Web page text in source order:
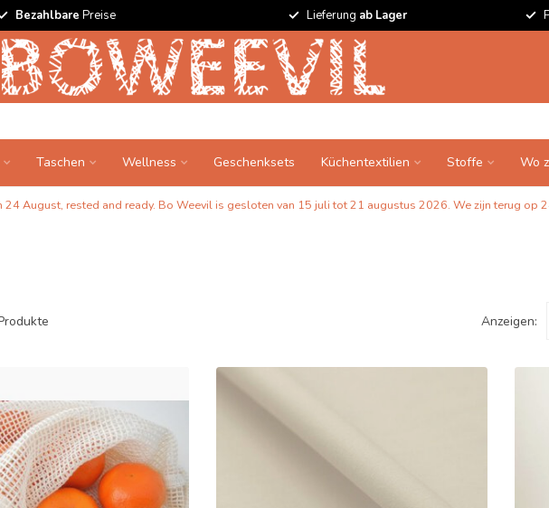
Bezahlbare Preise Lieferung ab Lager
Taschen Wellness Geschenksets Küchentextilien Stoffe Wo
August, rested and ready. Bo Weevil is gesloten van 15 juli tot 21 augustus 2026. We zijn terug op
Anzeigen: